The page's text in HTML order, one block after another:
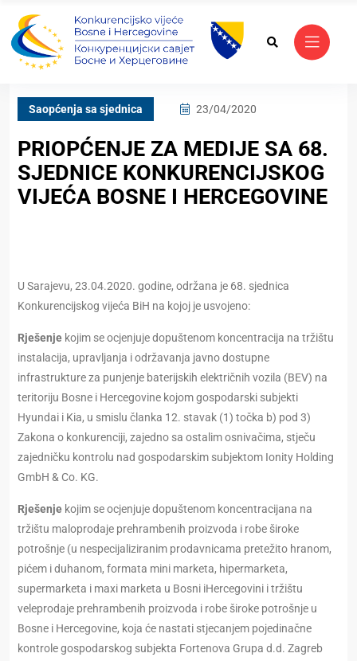
Saopćenja sa sjednica 23/04/2020
PRIOPĆENJE ZA MEDIJE SA 68.
SJEDNICE KONKURENCIJSKOG
VIJEĆA BOSNE I HERCEGOVINE
U Sarajevu, 23.04.2020. godine, održana je 68. sjednica
Konkurencijskog vijeća BiH na kojoj je usvojeno:
Rješenje kojim se ocjenjuje dopuštenom koncentracija na tržištu
instalacija, upravljanja i održavanja javno dostupne
infrastrukture za punjenje baterijskih električnih vozila (BEV) na
teritoriju Bosne i Hercegovine kojom gospodarski subjekti
Hyundai i Kia, u smislu članka 12. stavak (1) točka b) pod 3)
Zakona o konkurenciji, zajedno sa ostalim osnivačima, stječu
zajedničku kontrolu nad gospodarskim subjektom Ionity Holding
GmbH & Co. KG.
Rješenje kojim se ocjenjuje dopuštenom koncentracijana na
tržištu maloprodaje prehrambenih proizvoda i robe široke
potrošnje (u nespecijaliziranim prodavnicama pretežito hranom,
pićem i duhanom, formata mini marketa, hipermarketa,
supermarketa i maxi marketa u Bosni iHercegovini i tržištu
veleprodaje prehrambenih proizvoda i robe široke potrošnje u
Bosne i Hercegovine, koja će nastati stjecanjem pojedinačne
kontrole gospodarskog subjekta Fortenova Grupa d.d. Zagreb